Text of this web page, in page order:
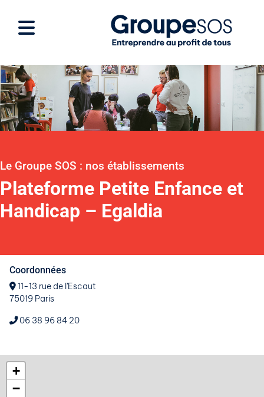
Le Groupe SOS : nos établissements
Plateforme Petite Enfance et
Handicap – Egaldia
Coordonnées
11-13 rue de l'Escaut
75019 Paris
06 38 96 84 20
+
−